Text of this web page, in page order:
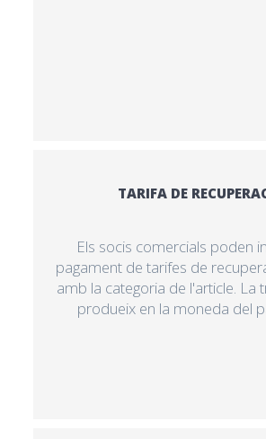
TARIFA DE
Els socis comercials poden
pagament de tarifes de
amb la categoria de l'article. La
produeix en la moneda del